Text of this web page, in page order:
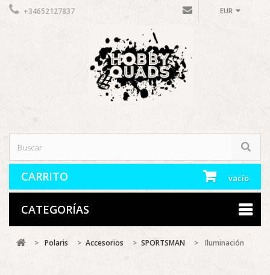
EUR
+34652127837
CARRITO vacío
CATEGORÍAS
> Polaris > Accesorios > SPORTSMAN > Iluminación